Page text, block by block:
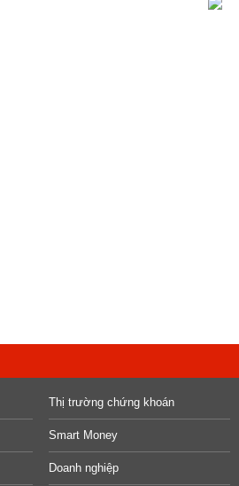
Thị trường chứng khoán
Smart Money
Doanh nghiệp